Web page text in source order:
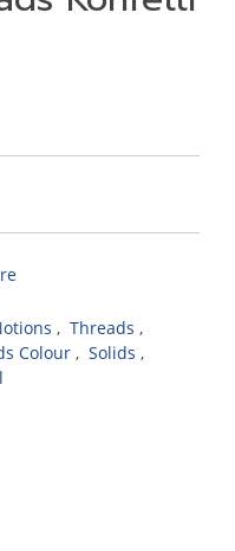
, Threads ,
Colour , Solids ,